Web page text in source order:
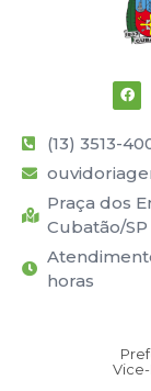
(13) 3513-
Praça dos
Cubatão/SP
horas